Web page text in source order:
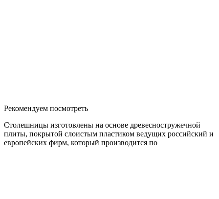
Рекомендуем посмотреть
Столешницы изготовлены на основе древесностружечной
плиты, покрытой слоистым пластиком ведущих российский и
европейских фирм, который производится по